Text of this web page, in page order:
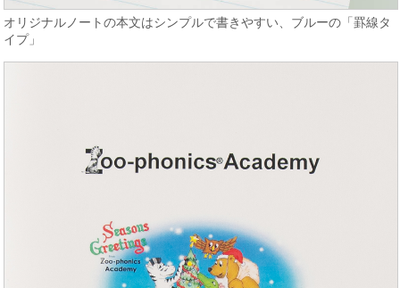
オリジナルノートの本文はシンプルで書きやすい、ブルーの「罫線タ
イプ」